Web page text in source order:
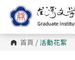
到
主
內
容 首頁 / 活動花絮